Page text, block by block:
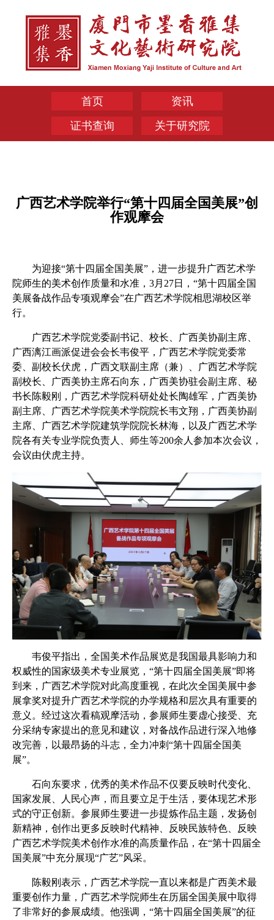
首页
资讯
证书查询
关于研究院
广西艺术学院举行“第十四届全国美展”创
作观摩会
为迎接“第十四届全国美展”，进一步提升广西艺术学
院师生的美术创作质量和水准，3月27日，“第十四届全国
美展备战作品专项观摩会”在广西艺术学院相思湖校区举
行。
广西艺术学院党委副书记、校长、广西美协副主席、
广西漓江画派促进会会长韦俊平，广西艺术学院党委常
委、副校长伏虎，广西文联副主席（兼）、广西艺术学院
副校长、广西美协主席石向东，广西美协驻会副主席、秘
书长陈毅刚，广西艺术学院科研处处长陶雄军，广西美协
副主席、广西艺术学院美术学院院长韦文翔，广西美协副
主席、广西艺术学院建筑学院院长林海，以及广西艺术学
院各有关专业学院负责人、师生等200余人参加本次会议，
会议由伏虎主持。
韦俊平指出，全国美术作品展览是我国最具影响力和
权威性的国家级美术专业展览，“第十四届全国美展”即将
到来，广西艺术学院对此高度重视，在此次全国美展中参
展拿奖对提升广西艺术学院的办学规格和层次具有重要的
意义。经过这次看稿观摩活动，参展师生要虚心接受、充
分采纳专家提出的意见和建议，对备战作品进行深入地修
改完善，以最昂扬的斗志，全力冲刺“第十四届全国美
展”。
石向东要求，优秀的美术作品不仅要反映时代变化、
国家发展、人民心声，而且要立足于生活，要体现艺术形
式的守正创新。参展师生要进一步提炼作品主题，发扬创
新精神，创作出更多反映时代精神、反映民族特色、反映
广西艺术学院美术创作水准的高质量作品，在“第十四届全
国美展”中充分展现“广艺”风采。
陈毅刚表示，广西艺术学院一直以来都是广西美术最
重要创作力量，广西艺术学院师生在历届全国美展中取得
了非常好的参展成绩。他强调，“第十四届全国美展”的征